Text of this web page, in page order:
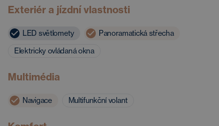
Exteriér a jízdní vlastnosti
LED světlomety
Panoramatická střecha
Elektricky ovládaná okna
Multimédia
Navigace Multifunkční volant